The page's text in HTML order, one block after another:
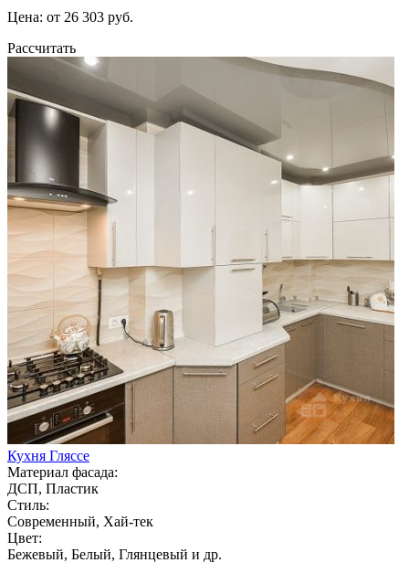
Цена: от 26 303 руб.
Рассчитать
Кухня Гляссе
Материал фасада:
ДСП, Пластик
Стиль:
Современный, Хай-тек
Цвет:
Бежевый, Белый, Глянцевый и др.